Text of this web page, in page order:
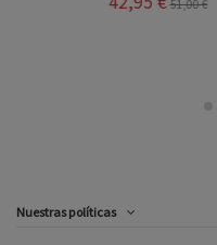
51,00 €
Nuestras políticas